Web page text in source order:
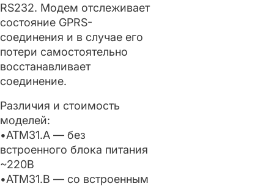
RS232. Модем отслеживает
состояние GPRS-
соединения и в случае его
потери самостоятельно
восстанавливает
соединение.
Различия и стоимость
моделей:
•ATM31.А — без
встроенного блока питания
~220В
•ATM31.B — со встроенным